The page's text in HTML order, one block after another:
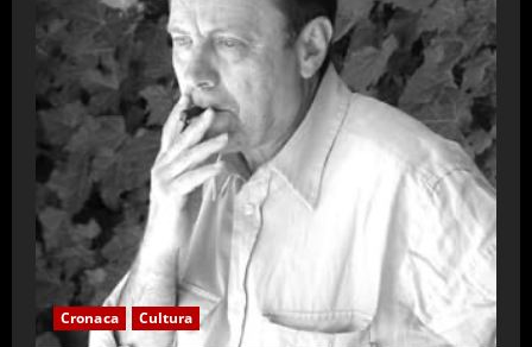
Cronaca Cultura